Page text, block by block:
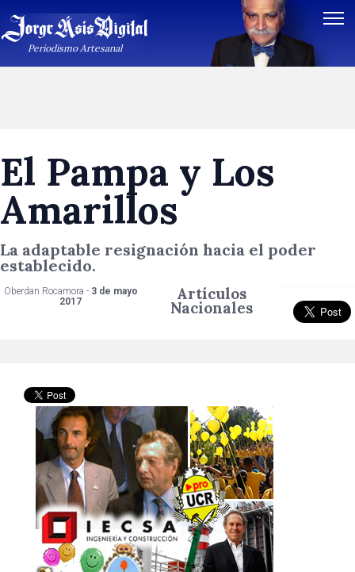
Periodismo Artesanal
El Pampa y Los
Amarillos
La adaptable resignación hacia el poder
establecido.
Oberdan Rocamora - 3 de mayo
2017
Artículos
Nacionales